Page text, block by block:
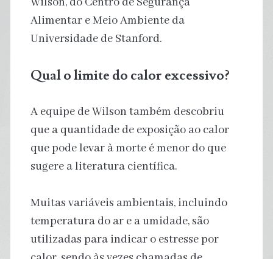
Alimentar e Meio Ambiente da
Universidade de Stanford.
Qual o limite do calor excessivo?
A equipe de Wilson também descobriu
que a quantidade de exposição ao calor
que pode levar à morte é menor do que
sugere a literatura científica.
Muitas variáveis ambientais, incluindo
temperatura do ar e a umidade, são
utilizadas para indicar o estresse por